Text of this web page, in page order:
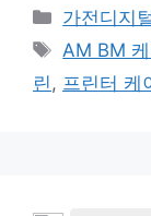
카
테
리
가전디지
태
그
AM BM
린 , 프린터 케